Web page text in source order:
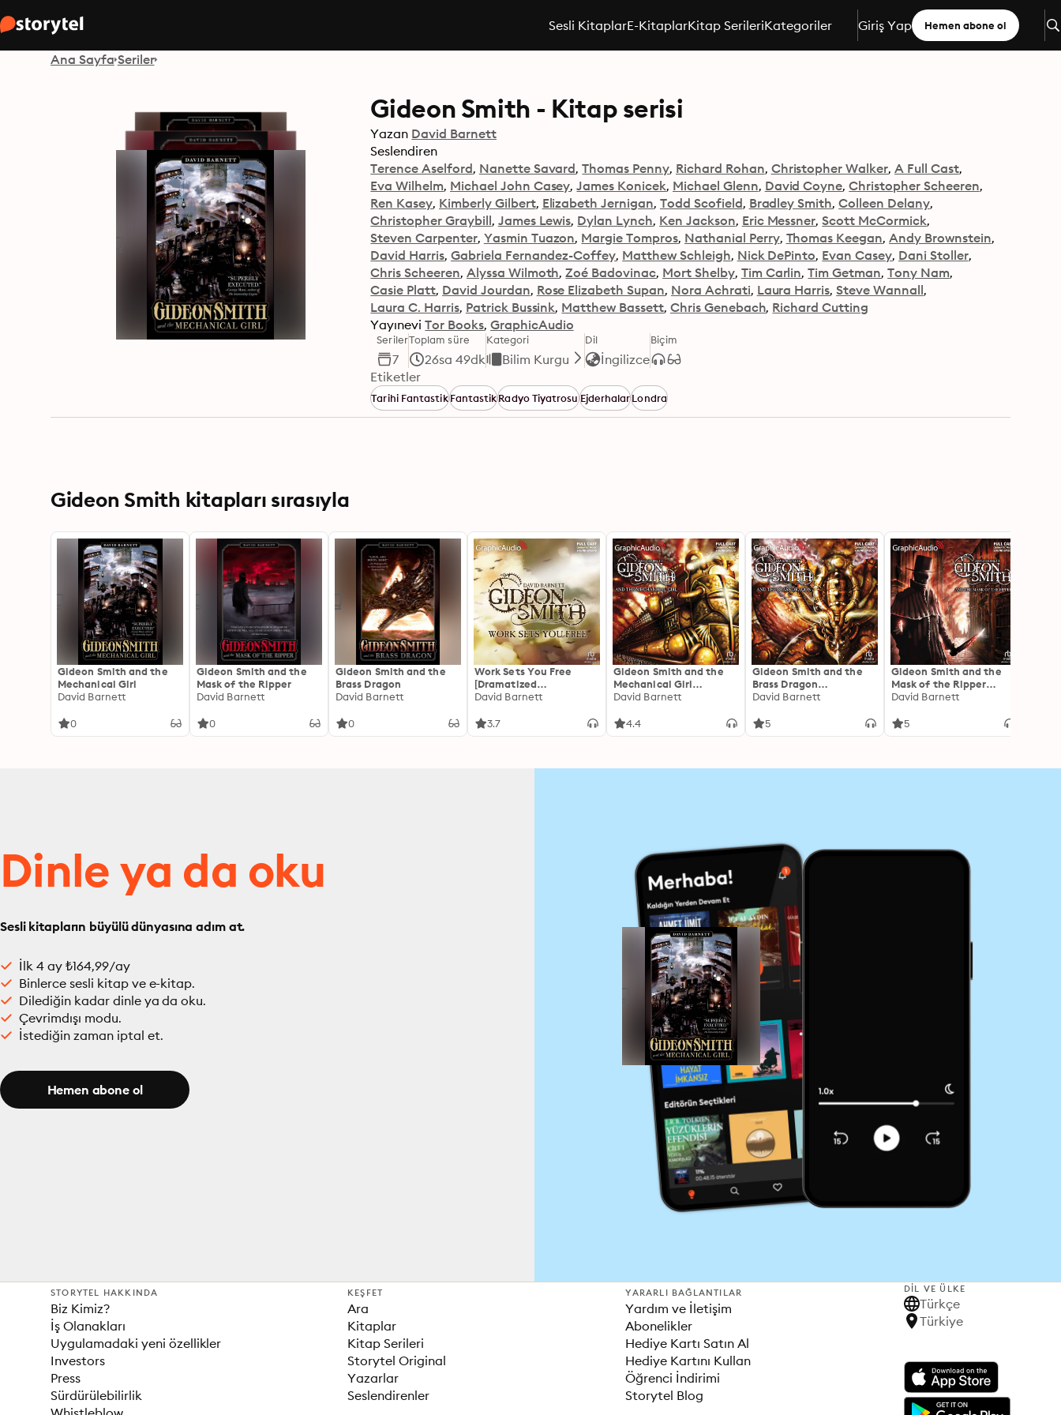
Sesli KitaplarE-KitaplarKitap SerileriKategoriler Giriş Yap Hemen abone ol
Ana Sayfa Seriler
Gideon Smith - Kitap serisi
Yazan David Barnett
Seslendiren
Terence Aselford Nanette Savard Thomas Penny Richard Rohan Christopher Walker A Full Cast
Eva Wilhelm Michael John Casey James Konicek Michael Glenn David Coyne Christopher Scheeren
Ren Kasey Kimberly Gilbert Elizabeth Jernigan Todd Scofield Bradley Smith Colleen Delany
Christopher Graybill James Lewis Dylan Lynch Ken Jackson Eric Messner Scott McCormick
Steven Carpenter Yasmin Tuazon Margie Tompros Nathanial Perry Thomas Keegan Andy Brownstein
David Harris Gabriela Fernandez-Coffey Matthew Schleigh Nick DePinto Evan Casey Dani Stoller
Chris Scheeren Alyssa Wilmoth Zoé Badovinac Mort Shelby Tim Carlin Tim Getman Tony Nam
Casie Platt David Jourdan Rose Elizabeth Supan Nora Achrati Laura Harris Steve Wannall
Laura C. Harris Patrick Bussink Matthew Bassett Chris Genebach Richard Cutting
Yayınevi Tor Books GraphicAudio
Seriler
7
Toplam süre
26sa 49dk
Kategori
Bilim Kurgu
Dil
İngilizce
Biçim
Etiketler
Tarihi FantastikFantastikRadyo TiyatrosuEjderhalarLondra
Gideon Smith kitapları sırasıyla
Gideon Smith and the
Mechanical Girl
David Barnett
0
Gideon Smith and the
Mask of the Ripper
David Barnett
0
Gideon Smith and the
Brass Dragon
David Barnett
0
Work Sets You Free
[Dramatized
Adaptation]: Gideon
David Barnett
3.7
Gideon Smith and the
Mechanical Girl
[Dramatized
Smith 1
David Barnett
4.4
Gideon Smith and the
Brass Dragon
[Dramatized
Smith 2
David Barnett
5
Gideon Smith and the
Mask of the Ripper
[Dramatized
Smith 3
David Barnett
5
Dinle ya da oku
Sesli kitapların büyülü dünyasına adım at.
İlk 4 ay ₺164,99/ay
Binlerce sesli kitap ve e-kitap.
Dilediğin kadar dinle ya da oku.
Çevrimdışı modu.
İstediğin zaman iptal et.
Hemen abone ol
STORYTEL HAKKINDA
Biz Kimiz?
İş Olanakları
Uygulamadaki yeni özellikler
Investors
Press
Sürdürülebilirlik
KEŞFET
Ara
Kitaplar
Kitap Serileri
Storytel Original
Yazarlar
Seslendirenler
YARARLI BAĞLANTILAR
Yardım ve İletişim
Abonelikler
Hediye Kartı Satın Al
Hediye Kartını Kullan
Öğrenci İndirimi
Storytel Blog
DIL VE ÜLKE
Türkçe
Türkiye